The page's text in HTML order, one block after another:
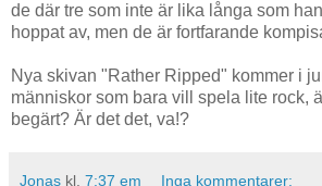
de där tre som inte är lika långa som
hoppat av, men de är fortfarande
Nya skivan "Rather Ripped" kommer i
människor som bara vill spela lite rock,
begärt? Är det det, va!?
Jonas kl. 7:37 em Inga kommentarer: